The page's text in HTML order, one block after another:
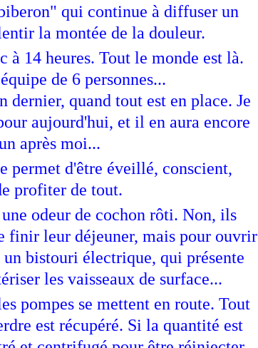
qui continue à diffuser un
la montée de la douleur.
à 14 heures. Tout le monde est là.
de 6 personnes...
quand tout est en place. Je
aujourd'hui, et il en aura encore
après moi...
permet d'être éveillé, conscient,
profiter de tout.
odeur de cochon rôti. Non, ils
finir leur déjeuner, mais pour ouvrir
bistouri électrique, qui présente
les vaisseaux de surface...
pompes se mettent en route. Tout
est récupéré. Si la quantité est